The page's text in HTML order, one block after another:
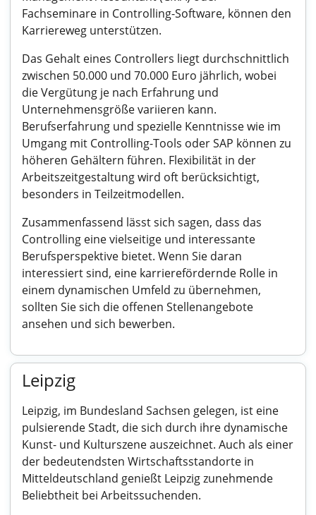
Fachseminare in Controlling-Software, können den
Karriereweg unterstützen.
Das Gehalt eines Controllers liegt durchschnittlich
zwischen 50.000 und 70.000 Euro jährlich, wobei
die Vergütung je nach Erfahrung und
Unternehmensgröße variieren kann.
Berufserfahrung und spezielle Kenntnisse wie im
Umgang mit Controlling-Tools oder SAP können zu
höheren Gehältern führen. Flexibilität in der
Arbeitszeitgestaltung wird oft berücksichtigt,
besonders in Teilzeitmodellen.
Zusammenfassend lässt sich sagen, dass das
Controlling eine vielseitige und interessante
Berufsperspektive bietet. Wenn Sie daran
interessiert sind, eine karrierefördernde Rolle in
einem dynamischen Umfeld zu übernehmen,
sollten Sie sich die offenen Stellenangebote
ansehen und sich bewerben.
Leipzig
Leipzig, im Bundesland Sachsen gelegen, ist eine
pulsierende Stadt, die sich durch ihre dynamische
Kunst- und Kulturszene auszeichnet. Auch als einer
der bedeutendsten Wirtschaftsstandorte in
Mitteldeutschland genießt Leipzig zunehmende
Beliebtheit bei Arbeitssuchenden.